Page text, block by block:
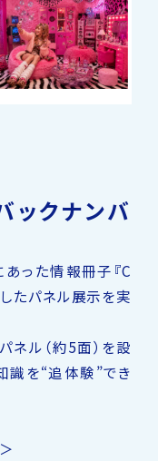
ックナンバ
った情報冊子『C
たパネル展示を実
ル（約5面）を設
識を“追体験”でき